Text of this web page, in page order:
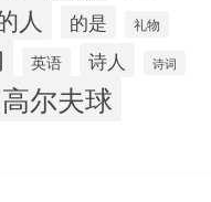
人 的是 礼物
英语 诗人 诗词
高尔夫球